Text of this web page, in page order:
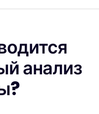
анализ